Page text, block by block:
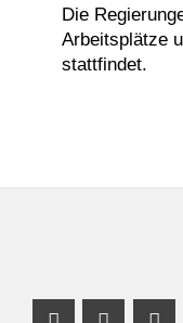
Die
Arbeitsplätze
stattfindet.